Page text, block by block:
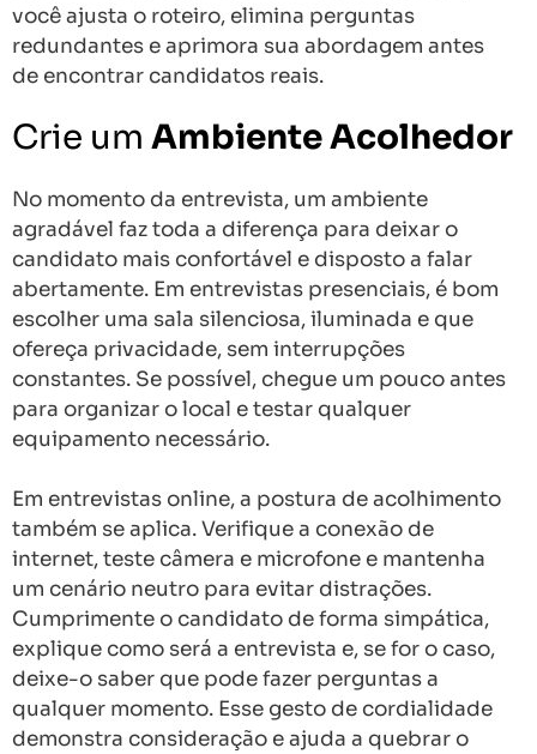
você ajusta o roteiro, elimina perguntas
redundantes e aprimora sua abordagem antes
de encontrar candidatos reais.
Crie um Ambiente Acolhedor
No momento da entrevista, um ambiente
agradável faz toda a diferença para deixar o
candidato mais confortável e disposto a falar
abertamente. Em entrevistas presenciais, é bom
escolher uma sala silenciosa, iluminada e que
ofereça privacidade, sem interrupções
constantes. Se possível, chegue um pouco antes
para organizar o local e testar qualquer
equipamento necessário.
Em entrevistas online, a postura de acolhimento
também se aplica. Verifique a conexão de
internet, teste câmera e microfone e mantenha
um cenário neutro para evitar distrações.
Cumprimente o candidato de forma simpática,
explique como será a entrevista e, se for o caso,
deixe-o saber que pode fazer perguntas a
qualquer momento. Esse gesto de cordialidade
demonstra consideração e ajuda a quebrar o